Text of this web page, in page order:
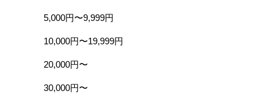
5,000円〜9,999円
10,000円〜19,999円
20,000円〜
30,000円〜